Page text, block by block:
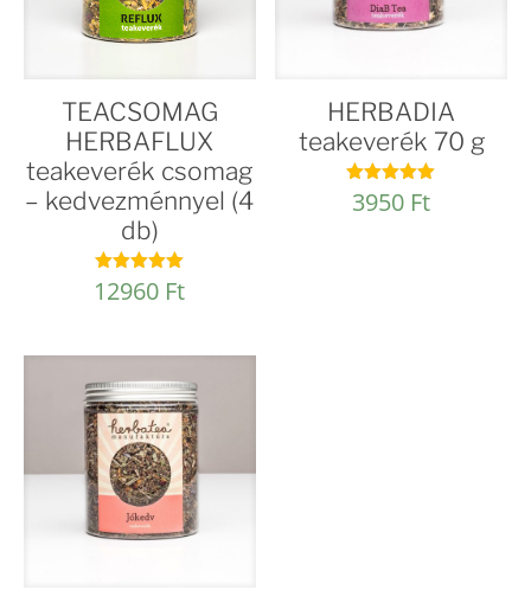
TEACSOMAG
HERBAFLUX
teakeverék csomag
– kedvezménnyel (4
db)
Értékelés:
4.96
12960 Ft
HERBADIA
teakeverék 70 g
Értékelés:
5.00
3950 Ft